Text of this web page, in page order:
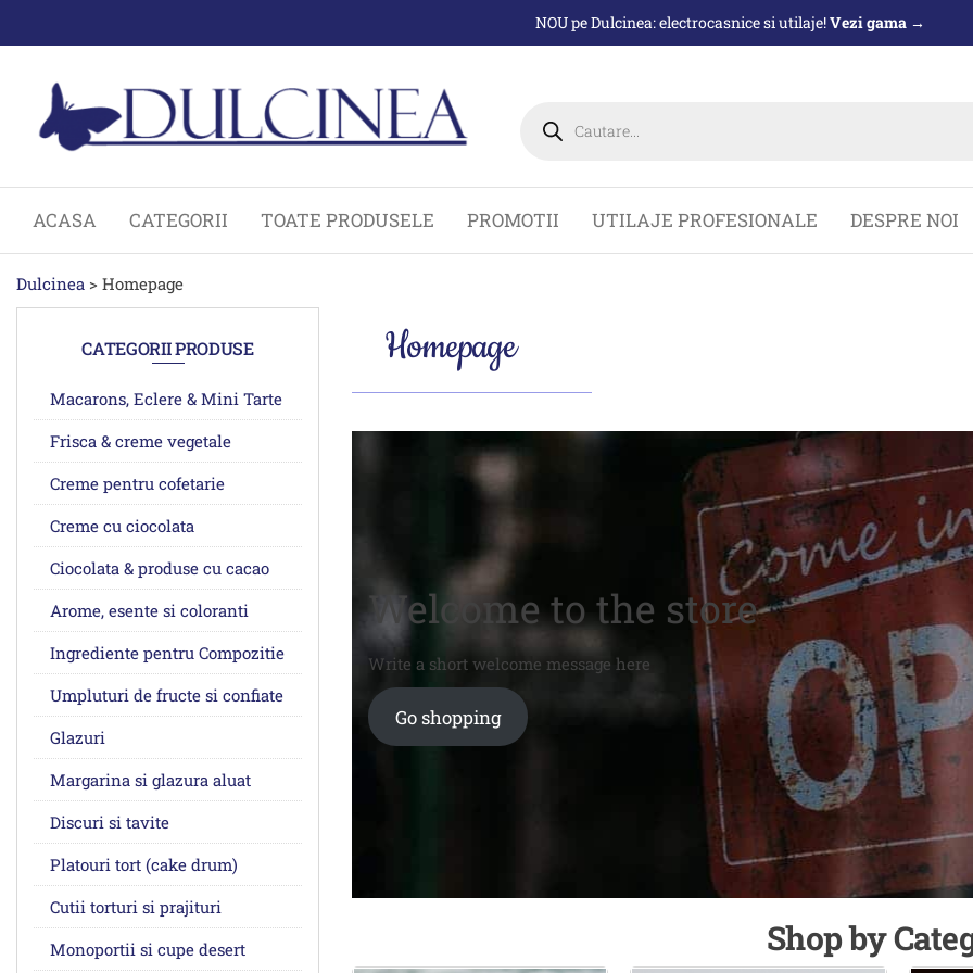
NOU pe Dulcinea: electrocasnice si utilaje!Vezi gama →
ACASA CATEGORII TOATE PRODUSELE PROMOTII UTILAJE PROFESIONALE DESPRE NOI
Dulcinea > Homepage
CATEGORII PRODUSE
Macarons, Eclere & Mini Tarte
Frisca & creme vegetale
Creme pentru cofetarie
Creme cu ciocolata
Ciocolata & produse cu cacao
Arome, esente si coloranti
Ingrediente pentru Compozitie
Umpluturi de fructe si confiate
Glazuri
Margarina si glazura aluat
Discuri si tavite
Platouri tort (cake drum)
Cutii torturi si prajituri
Monoportii si cupe desert
Homepage
Welcome to the store
Write a short welcome message here
Go shopping
Shop by